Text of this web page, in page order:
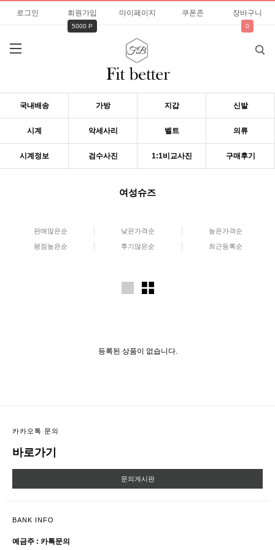
로그인 회원가입
5000 P
마이페이지 쿠폰존 장바구니
0
국내배송 가방 지갑 신발
시계 악세사리 벨트 의류
시계정보 검수사진 1:1비교사진 구매후기
여성슈즈
판매많은순 낮은가격순 높은가격순
평점높은순 후기많은순 최근등록순
등록된 상품이 없습니다.
카카오톡 문의
바로가기
문의게시판
BANK INFO
예금주 : 카톡문의